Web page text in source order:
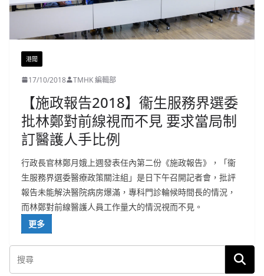
港聞
17/10/2018 TMHK 編輯部
【施政報告2018】衞生服務界選委
批林鄭對前線視而不見 要求當局制
訂醫護人手比例
行政長官林鄭月娥上週發表任內第二份《施政報告》，「衞
生服務界選委醫療政策關注組」是日下午召開記者會，批評
報告未能解決醫院病房爆滿，專科門診輪候時間長的情況，
而林鄭對前線醫護人員工作量大的情況視而不見。
更多